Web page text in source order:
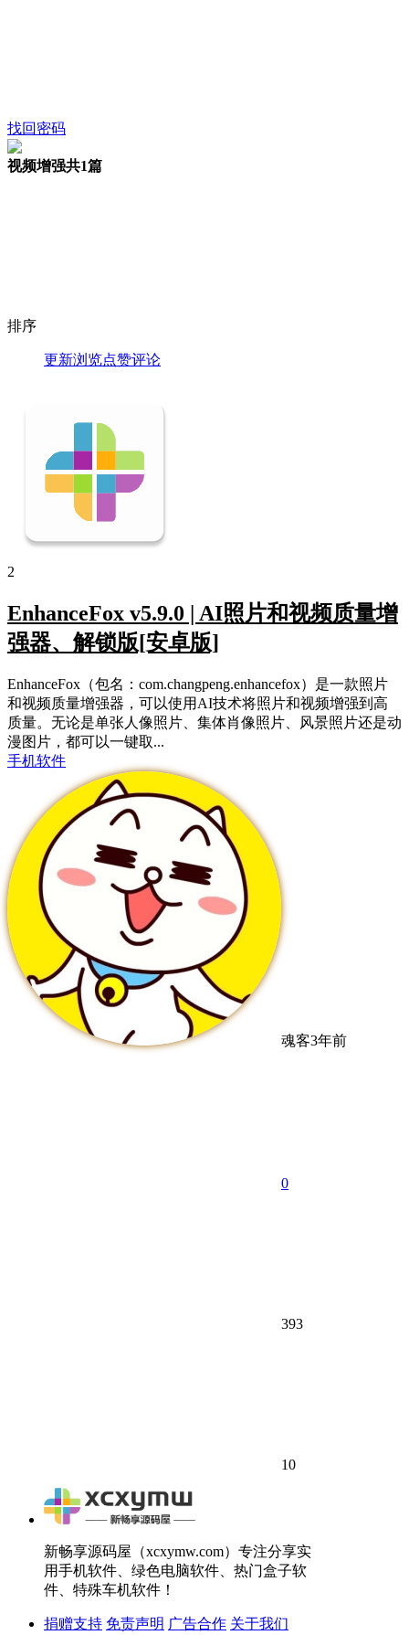
找回密码
视频增强共1篇
排序
更新浏览点赞评论
2
EnhanceFox v5.9.0 | AI照片和视频质量增
强器、解锁版[安卓版]
EnhanceFox（包名：com.changpeng.enhancefox）是一款照片
和视频质量增强器，可以使用AI技术将照片和视频增强到高
质量。无论是单张人像照片、集体肖像照片、风景照片还是动
漫图片，都可以一键取...
手机软件
魂客3年前
0
393
10
新畅享源码屋（xcxymw.com）专注分享实
用手机软件、绿色电脑软件、热门盒子软
件、特殊车机软件！
捐赠支持 免责声明 广告合作 关于我们